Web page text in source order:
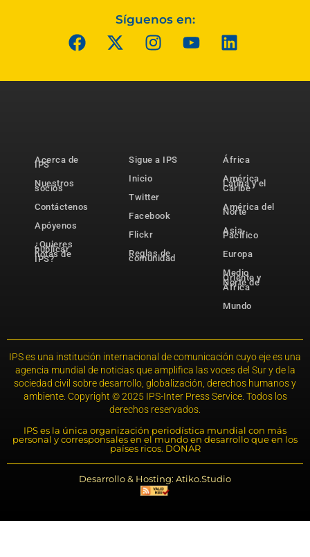
Síguenos en:
Acerca de
IPS
Nuestros
socios
Contáctenos
Apóyenos
¿Quieres
publicar
notas de
IPS?
Sigue a IPS
Inicio
Twitter
Facebook
Flickr
Reglas de
comunidad
África
América
Latina y el
Caribe
América del
Norte
Asia-
Pacífico
Europa
Medio
Oriente y
Norte de
África
Mundo
IPS es una institución internacional de comunicación cuyo eje es una
agencia mundial de noticias que amplifica las voces del Sur y de la
sociedad civil sobre desarrollo, globalización, derechos humanos y
ambiente. Copyright © 2025 IPS-Inter Press Service. Todos los
derechos reservados.
IPS es la única organización periodística mundial con más
personal y corresponsales en el mundo en desarrollo que en los
países ricos. DONAR
Desarrollo & Hosting: Atiko.Studio